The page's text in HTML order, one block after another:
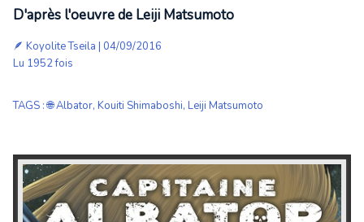
D'après l'oeuvre de Leiji Matsumoto
🪶 Koyolite Tseila | 04/09/2016
Lu 1952 fois
TAGS :🌐 Albator, Kouiti Shimaboshi, Leiji Matsumoto